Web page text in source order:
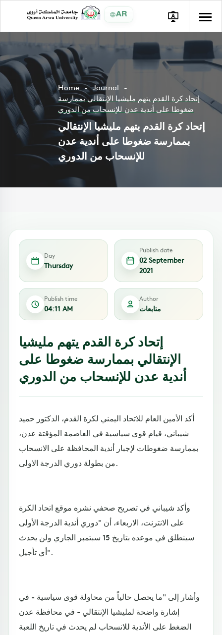
AR
Home
Journal
إتحاد كرة القدم يتهم مليشيا الإنتقالي بممارسة
ضغوطا على أندية عدن للإنسحاب من الدوري
إتحاد كرة القدم يتهم مليشيا الإنتقالي
بممارسة ضغوطا على أندية عدن
للإنسحاب من الدوري
Day
Thursday
Publish date
02 September
2021
Publish time
04:11 AM
Author
متابعات
إتحاد كرة القدم يتهم مليشيا
الإنتقالي بممارسة ضغوطا على
أندية عدن للإنسحاب من الدوري
أكد الأمين العام للاتحاد اليمني لكرة القدم، الدكتور حميد
شيباني، قيام قوى سياسية في العاصمة المؤقتة عدن،
بممارسة ضغوطات لإجبار أندية المحافظة على الانسحاب
من بطولة دوري الدرجة الاولى.
وأكد شيباني في تصريح صحفي نشره موقع اتحاد الكرة
على الانترنت، الاربعاء، أن "دوري أندية الدرجة الأولى
سينطلق في موعده بتاريخ 15 سبتمبر الجاري ولن يحدث
أي تأجيل".
وأشار إلى "ما يحصل حالياً من محاولة قوى سياسية - في
إشارة واضحة لمليشيا الإنتقالي - في محافظة عدن
الضغط على الأندية للانسحاب لم يحدث في تاريخ اللعبة